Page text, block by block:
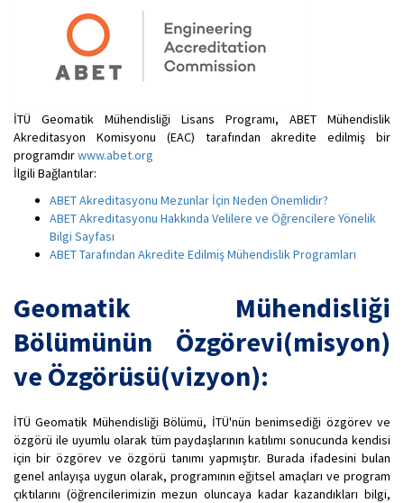
İTÜ Geomatik Mühendisliği Lisans Programı, ABET Mühendislik
Akreditasyon Komisyonu (EAC) tarafından akredite edilmiş bir
programdırwww.abet.org
İlgili Bağlantılar:
ABET Akreditasyonu Mezunlar İçin Neden Önemlidir?
ABET Akreditasyonu Hakkında Velilere ve Öğrencilere Yönelik
Bilgi Sayfası
ABET Tarafından Akredite Edilmiş Mühendislik Programları
Geomatik Mühendisliği
Bölümünün Özgörevi(misyon)
ve Özgörüsü(vizyon):
İTÜ Geomatik Mühendisliği Bölümü, İTÜ'nün benimsediği özgörev ve
özgörü ile uyumlu olarak tüm paydaşlarının katılımı sonucunda kendisi
için bir özgörev ve özgörü tanımı yapmıştır. Burada ifadesini bulan
genel anlayışa uygun olarak, programının eğitsel amaçları ve program
çıktılarını (öğrencilerimizin mezun oluncaya kadar kazandıkları bilgi,